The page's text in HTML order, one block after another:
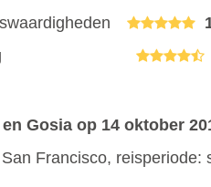
Gosia op 14 oktober
Francisco, reisperiode: